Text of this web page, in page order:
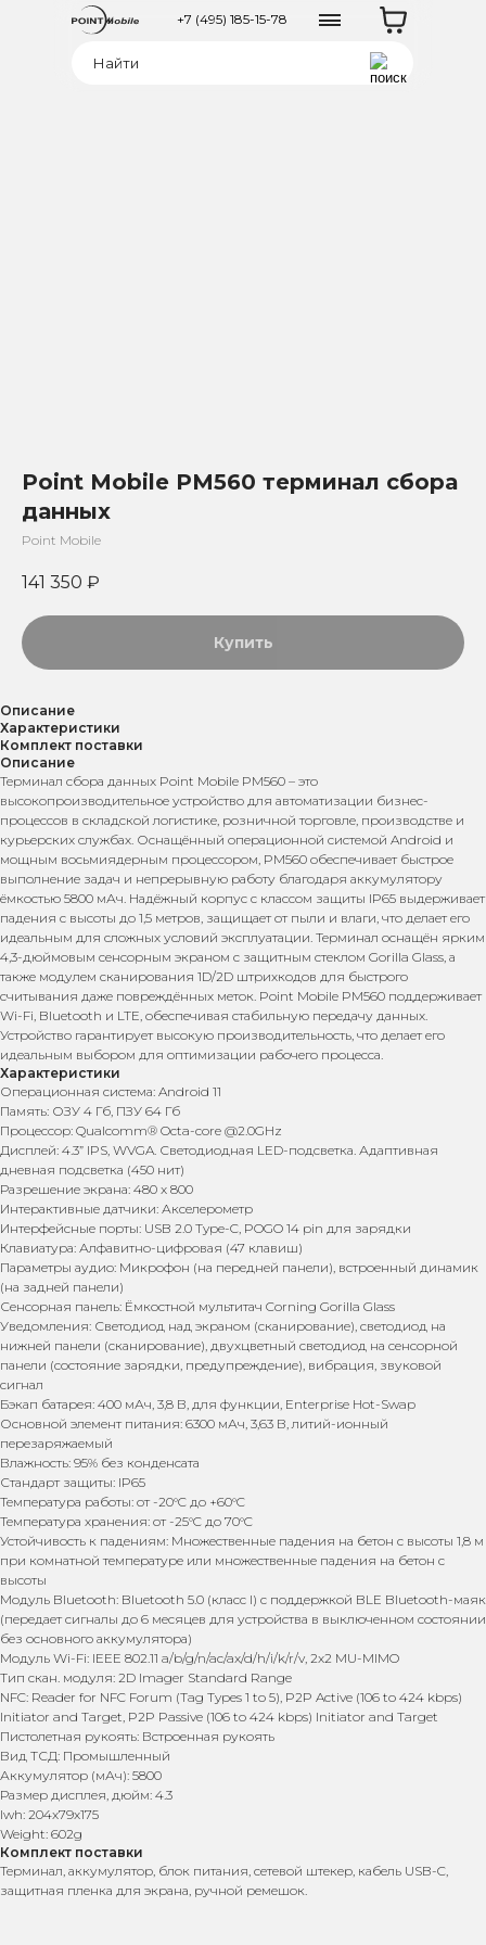
+7 (495) 185-15-78
Point Mobile PM560 терминал сбора
данных
Point Mobile
141 350 ₽
Купить
Описание
Характеристики
Комплект поставки
Описание
Терминал сбора данных Point Mobile PM560 – это
высокопроизводительное устройство для автоматизации бизнес-
процессов в складской логистике, розничной торговле, производстве и
курьерских службах. Оснащённый операционной системой Android и
мощным восьмиядерным процессором, PM560 обеспечивает быстрое
выполнение задач и непрерывную работу благодаря аккумулятору
ёмкостью 5800 мАч. Надёжный корпус с классом защиты IP65 выдерживает
падения с высоты до 1,5 метров, защищает от пыли и влаги, что делает его
идеальным для сложных условий эксплуатации. Терминал оснащён ярким
4,3-дюймовым сенсорным экраном с защитным стеклом Gorilla Glass, а
также модулем сканирования 1D/2D штрихкодов для быстрого
считывания даже повреждённых меток. Point Mobile PM560 поддерживает
Wi-Fi, Bluetooth и LTE, обеспечивая стабильную передачу данных.
Устройство гарантирует высокую производительность, что делает его
идеальным выбором для оптимизации рабочего процесса.
Характеристики
Операционная система: Android 11
Память: ОЗУ 4 Гб, ПЗУ 64 Гб
Процессор: Qualcomm® Octa-core @2.0GHz
Дисплей: 4.3” IPS, WVGA. Светодиодная LED-подсветка. Адаптивная
дневная подсветка (450 нит)
Разрешение экрана: 480 x 800
Интерактивные датчики: Акселерометр
Интерфейсные порты: USB 2.0 Type-C, POGO 14 pin для зарядки
Клавиатура: Алфавитно-цифровая (47 клавиш)
Параметры аудио: Микрофон (на передней панели), встроенный динамик
(на задней панели)
Сенсорная панель: Ёмкостной мультитач Corning Gorilla Glass
Уведомления: Светодиод над экраном (сканирование), светодиод на
нижней панели (сканирование), двухцветный светодиод на сенсорной
панели (состояние зарядки, предупреждение), вибрация, звуковой
сигнал
Бэкап батарея: 400 мАч, 3,8 В, для функции, Enterprise Hot-Swap
Основной элемент питания: 6300 мАч, 3,63 В, литий-ионный
перезаряжаемый
Влажность: 95% без конденсата
Стандарт защиты: IP65
Температура работы: от -20°C до +60°C
Температура хранения: от -25°C до 70°C
Устойчивость к падениям: Множественные падения на бетон с высоты 1,8 м
при комнатной температуре или множественные падения на бетон с
высоты
Модуль Bluetooth: Bluetooth 5.0 (класс I) с поддержкой BLE Bluetooth-маяк
(передает сигналы до 6 месяцев для устройства в выключенном состоянии
без основного аккумулятора)
Модуль Wi-Fi: IEEE 802.11 a/b/g/n/ac/ax/d/h/i/k/r/v, 2x2 MU-MIMO
Тип скан. модуля: 2D Imager Standard Range
NFC: Reader for NFC Forum (Tag Types 1 to 5), P2P Active (106 to 424 kbps)
Initiator and Target, P2P Passive (106 to 424 kbps) Initiator and Target
Пистолетная рукоять: Встроенная рукоять
Вид ТСД: Промышленный
Аккумулятор (мАч): 5800
Размер дисплея, дюйм: 4.3
lwh: 204x79x175
Weight: 602g
Комплект поставки
Терминал, аккумулятор, блок питания, сетевой штекер, кабель USB-C,
защитная пленка для экрана, ручной ремешок.